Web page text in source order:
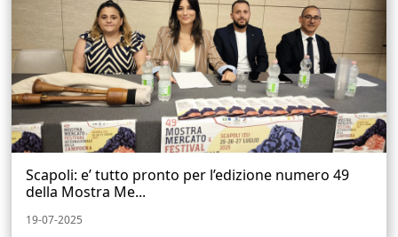
Scapoli: e’ tutto pronto per l’edizione numero 49
della Mostra Me...
19-07-2025